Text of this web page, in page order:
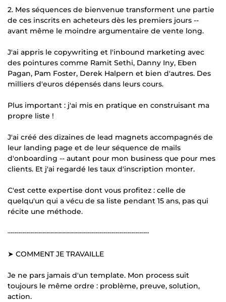
2. Mes séquences de bienvenue transforment une partie
de ces inscrits en acheteurs dès les premiers jours --
avant même le moindre argumentaire de vente long.
J'ai appris le copywriting et l'inbound marketing avec
des pointures comme Ramit Sethi, Danny Iny, Eben
Pagan, Pam Foster, Derek Halpern et bien d'autres. Des
milliers d'euros dépensés dans leurs cours.
Plus important : j'ai mis en pratique en construisant ma
propre liste !
J'ai créé des dizaines de lead magnets accompagnés de
leur landing page et de leur séquence de mails
d'onboarding -- autant pour mon business que pour mes
clients. Et j'ai regardé les taux d'inscription monter.
C'est cette expertise dont vous profitez : celle de
quelqu'un qui a vécu de sa liste pendant 15 ans, pas qui
récite une méthode.
┄┄┄┄┄┄┄┄┄┄┄┄┄┄┄┄┄┄┄┄┄┄┄┄┄┄┄┄┄┄┄┄┄┄┄
➤ COMMENT JE TRAVAILLE
Je ne pars jamais d'un template. Mon process suit
toujours le même ordre : problème, preuve, solution,
action.